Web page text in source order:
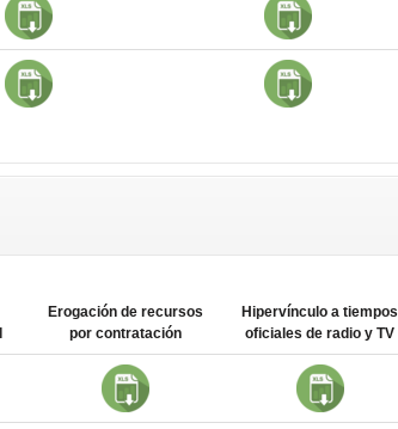
Erogación de recursos
por contratación
Hipervínculo a tiempos
oficiales de radio y TV